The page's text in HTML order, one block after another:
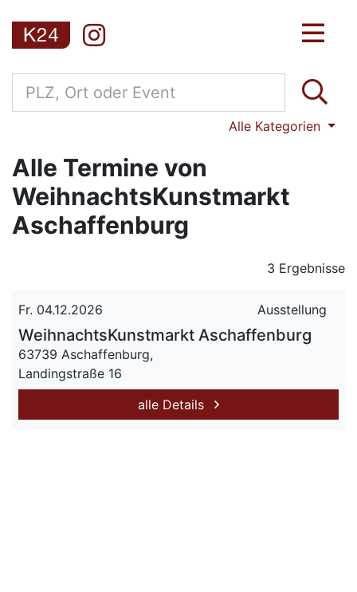
Alle Kategorien
Alle Termine von
WeihnachtsKunstmarkt
Aschaffenburg
3 Ergebnisse
Fr. 04.12.2026 Ausstellung
WeihnachtsKunstmarkt Aschaffenburg
63739 Aschaffenburg,
Landingstraße 16
alle Details